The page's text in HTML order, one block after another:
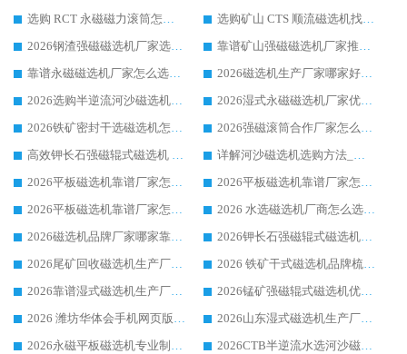
选购 RCT 永磁磁力滚筒怎么选?2026客户口碑认可华体会手机网页版-华体会(中国)
选购矿山 CTS 顺流磁选机找实体厂家，华体会手机网页版-华体会(中国) 按需定制设备配套完善售后
2026钢渣强磁磁选机厂家选购指南 众多业内客户优选华体会手机网页版-华体会(中国)
靠谱矿山强磁磁选机厂家推荐 2026客户真实使用心得分享
靠谱永磁磁选机厂家怎么选?福建客户真实体验分享华体会手机网页版-华体会(中国) 品牌
2026磁选机生产厂家哪家好?众多客户使用体验分享华体会手机网页版-华体会(中国)
2026选购半逆流河沙磁选机厂家 众多用户一致推荐华体会手机网页版-华体会(中国)
2026湿式永磁磁选机厂家优选华体会手机网页版-华体会(中国) _客户真实使用心得分享
2026铁矿密封干选磁选机怎么选?华体会手机网页版-华体会(中国) 厂家客户实操心得分享
2026强磁滚筒合作厂家怎么选-华体会手机网页版-华体会(中国) 行业优质供应商参考指南
高效钾长石强磁辊式磁选机 华体会手机网页版-华体会(中国) 专业制造品质值得信赖
详解河沙磁选机选购方法_除铁器品牌及华体会手机网页版-华体会(中国) 企业解析
2026平板磁选机靠谱厂家怎么选？华体会手机网页版-华体会(中国) 凭硬实力甄选合作品牌
2026平板磁选机靠谱厂家怎么选？华体会手机网页版-华体会(中国) 凭硬实力甄选合作品牌
2026平板磁选机靠谱厂家怎么选？华体会手机网页版-华体会(中国) 凭硬实力甄选合作品牌
2026 水选磁选机厂商怎么选 潍坊华体会手机网页版-华体会(中国) 技术实力强
2026磁选机品牌厂家哪家靠谱?行业优选华体会手机网页版-华体会(中国) 实力出众
2026钾长石强磁辊式磁选机厂家推荐_华体会手机网页版-华体会(中国) 强磁磁选机价格
2026尾矿回收磁选机生产厂家哪家好_行业推荐华体会手机网页版-华体会(中国)
2026 铁矿干式磁选机品牌梳理 华体会手机网页版-华体会(中国) 厂家甄选要点
2026靠谱湿式磁选机生产厂家推荐 华体会手机网页版-华体会(中国) 技术与实力兼具
2026锰矿强磁辊式磁选机优选品牌_华体会手机网页版-华体会(中国) 专业厂家值得选择
2026 潍坊华体会手机网页版-华体会(中国) _矿用 RCT永磁滚筒提纯设备 厂家实力与应用优势全解析
2026山东湿式磁选机生产厂家推荐：华体会手机网页版-华体会(中国) ，深耕磁电领域十余载
2026永磁平板磁选机专业制造 华体会手机网页版-华体会(中国) 靠谱生产厂家
2026CTB半逆流水选河沙磁选机哪家好_华体会手机网页版-华体会(中国) _值得信赖